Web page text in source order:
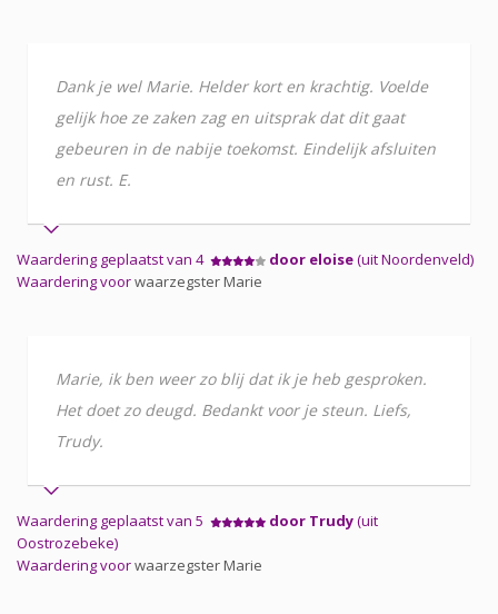
Dank je wel Marie. Helder kort en krachtig. Voelde
gelijk hoe ze zaken zag en uitsprak dat dit gaat
gebeuren in de nabije toekomst. Eindelijk afsluiten
en rust. E.
Waardering geplaatst van 4 door eloise(uit Noordenveld)
Waardering voorwaarzegster Marie
Marie, ik ben weer zo blij dat ik je heb gesproken.
Het doet zo deugd. Bedankt voor je steun. Liefs,
Trudy.
Waardering geplaatst van 5 door Trudy(uit
Oostrozebeke)
Waardering voorwaarzegster Marie